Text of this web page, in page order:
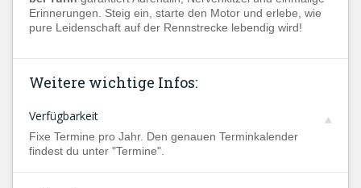
Erinnerungen. Steig ein, starte den Motor und erlebe, wie
pure Leidenschaft auf der Rennstrecke lebendig wird!
Weitere wichtige Infos:
Verfügbarkeit
Fixe Termine pro Jahr. Den genauen Terminkalender
findest du unter "Termine".